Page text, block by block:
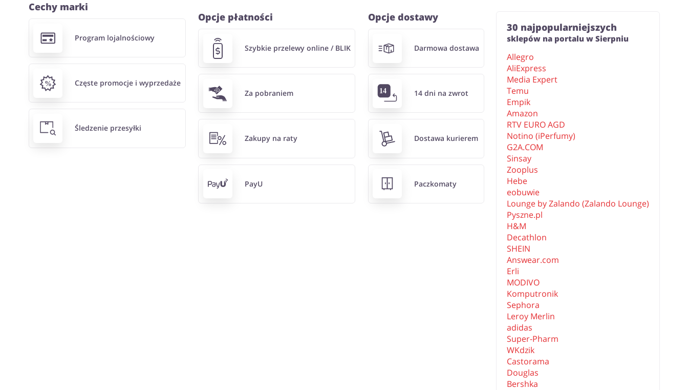
Cechy marki
Program lojalnościowy
Częste promocje i wyprzedaże
Śledzenie przesyłki
Opcje płatności
Szybkie przelewy online / BLIK
Za pobraniem
Zakupy na raty
PayU
Opcje dostawy
Darmowa dostawa
14 dni na zwrot
Dostawa kurierem
Paczkomaty
30 najpopularniejszych
sklepów na portalu w Sierpniu
Allegro
AliExpress
Media Expert
Temu
Empik
Amazon
RTV EURO AGD
Notino (iPerfumy)
G2A.COM
Sinsay
Zooplus
Hebe
eobuwie
Lounge by Zalando (Zalando Lounge)
Pyszne.pl
H&M
Decathlon
SHEIN
Answear.com
Erli
MODIVO
Komputronik
Sephora
Leroy Merlin
adidas
Super-Pharm
WKdzik
Castorama
Douglas
Bershka